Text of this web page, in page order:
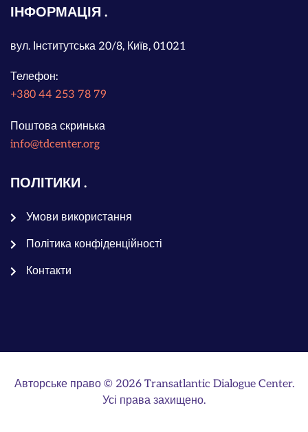
ІНФОРМАЦІЯ
вул. Інститутська 20/8, Київ, 01021
Телефон:
+380 44 253 78 79
Поштова скринька
info@tdcenter.org
ПОЛІТИКИ
Умови використання
Політика конфіденційності
Контакти
Авторське право © 2026 Transatlantic Dialogue Center.
Усі права захищено.